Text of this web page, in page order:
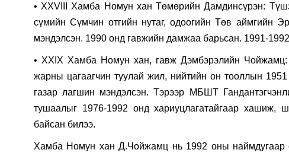
• ХXVIII Хамба Номун хан Төмөрийн Дамдинсүрэн:
сүмийн Сүмчин отгийн нутаг, одоогийн Төв аймгийн
мэндэлсэн. 1990 онд гавжийн дамжаа барьсан. 1991-
• ХXIX Хамба Номун хан, гавж Дэмбэрэлийн
жарны цагаагчин туулай жил, нийтийн он тооллын
газар лагшин мэндэлсэн. Тэрээр МБШТ
тушаалыг 1976-1992 онд хариуцлагатайгаар хашиж,
байсан билээ.
Хамба Номун хан Д.Чойжамц нь 1992 оны наймдугаар